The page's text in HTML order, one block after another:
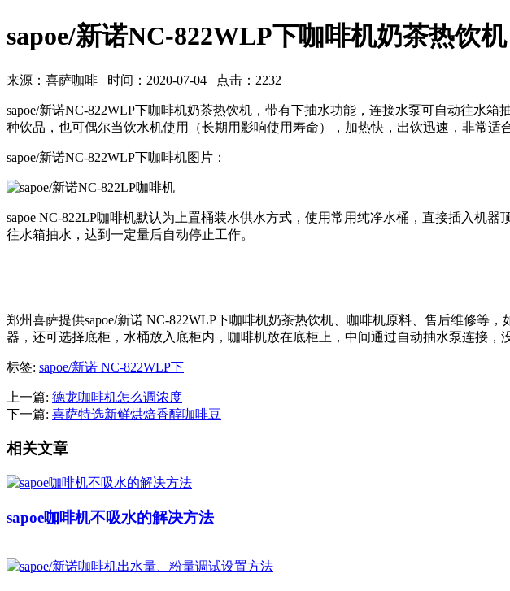
sapoe/新诺NC-822WLP下咖啡机奶茶热饮机
来源：喜萨咖啡 时间：2020-07-04 点击：2232
sapoe/新诺NC-822WLP下咖啡机奶茶热饮机，带有下抽水功能，连接水泵可自动往水
种饮品，也可偶尔当饮水机使用（长期用影响使用寿命），加热快，出饮迅速，非常适
sapoe/新诺NC-822WLP下咖啡机图片：
sapoe NC-822LP咖啡机默认为上置桶装水供水方式，使用常用纯净水桶，直接插入机
往水箱抽水，达到一定量后自动停止工作。
郑州喜萨提供sapoe/新诺 NC-822WLP下咖啡机奶茶热饮机、咖啡机原料、售后维修等
器，还可选择底柜，水桶放入底柜内，咖啡机放在底柜上，中间通过自动抽水泵连接，
标签: sapoe/新诺 NC-822WLP下
上一篇: 德龙咖啡机怎么调浓度
下一篇: 喜萨特选新鲜烘焙香醇咖啡豆
相关文章
sapoe咖啡机不吸水的解决方法